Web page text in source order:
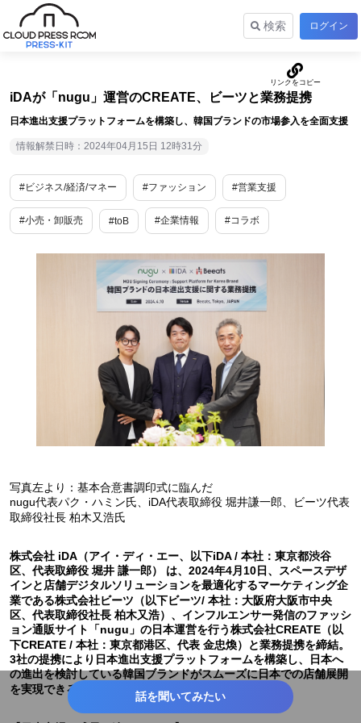
検索 ログイン
iDAが「nugu」運営のCREATE、ビーツと業務提携
日本進出支援プラットフォームを構築し、韓国ブランドの市場参入を全面支援
情報解禁日時：2024年04月15日 12時31分
#ビジネス/経済/マネー #ファッション #営業支援
#小売・卸販売 #toB #企業情報 #コラボ
写真左より：基本合意書調印式に臨んだ
nugu代表パク・ハミン氏、iDA代表取締役 堀井謙一郎、ビーツ代表
取締役社長 柏木又浩氏
株式会社 iDA（アイ・ディ・エー、以下iDA / 本社：東京都渋谷
区、代表取締役 堀井 謙一郎） は、2024年4月10日、スペースデザ
インと店舗デジタルソリューションを最適化するマーケティング企
業である株式会社ビーツ（以下ビーツ/ 本社：大阪府大阪市中央
区、代表取締役社長 柏木又浩）、インフルエンサー発信のファッシ
ョン通販サイト「nugu」の日本運営を行う株式会社CREATE（以
下CREATE / 本社：東京都港区、代表 金忠煥）と業務提携を締結。
3社の提携により日本進出支援プラットフォームを構築し、日本へ
の進出を検討している韓国ブランドがスムーズに日本での店舗展開
を実現できるようサポートします。
話を聞いてみたい